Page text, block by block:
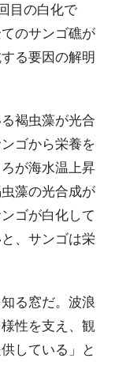
目の白化で
のサンゴ礁が
る要因の解明
褐虫藻が光合
ゴから栄養を
が海水温上昇
藻の光合成が
ゴが白化して
、サンゴは栄
る窓だ。波浪
性を支え、観
している」と